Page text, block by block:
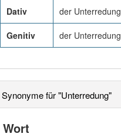
Dativ der Unterredung
Genitiv der Unterredung
Synonyme für "Unterredung"
Wort